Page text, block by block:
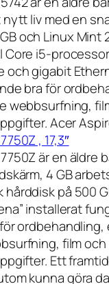
liv med en
och Linux Mint
Core i5-
och gigabit
bra för
webbsurfning,
Acer
, 17,3″
är en äldre
4 GB
hårddisk på 500
installerat
ordbehandling,
film och
Ett
kunna göra